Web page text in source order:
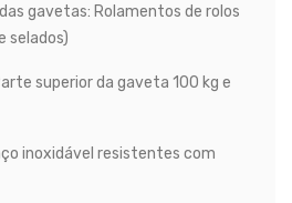
gavetas: Rolamentos de rolos
selados)
superior da gaveta 100 kg e
inoxidável resistentes com